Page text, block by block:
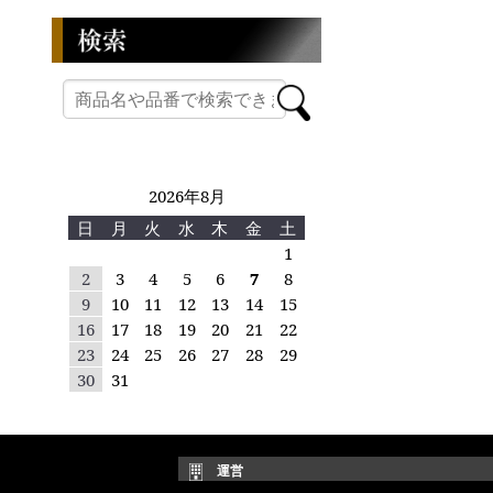
2026年8月
日
月 火 水 木 金
土
1
2
3 4 5 6 7
8
9
10 11 12 13 14
15
16
17 18 19 20 21
22
23
24 25 26 27 28
29
30
31
運営